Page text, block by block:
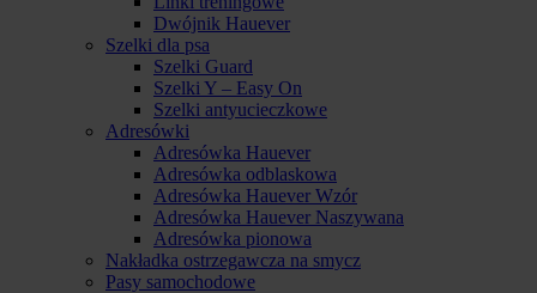
Dwójnik Hauever
Szelki dla psa
Szelki Guard
Szelki Y – Easy On
Szelki antyucieczkowe
Adresówki
Adresówka Hauever
Adresówka odblaskowa
Adresówka Hauever Wzór
Adresówka Hauever Naszywana
Adresówka pionowa
Nakładka ostrzegawcza na smycz
Pasy samochodowe